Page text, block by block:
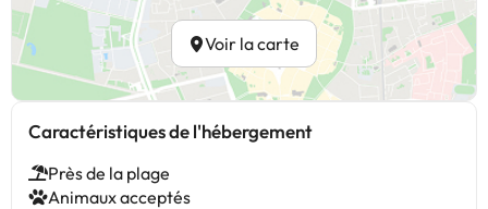
Voir la carte
Caractéristiques de l'hébergement
Près de la plage
Animaux acceptés